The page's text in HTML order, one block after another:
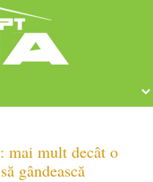
mai mult decât o
gândească